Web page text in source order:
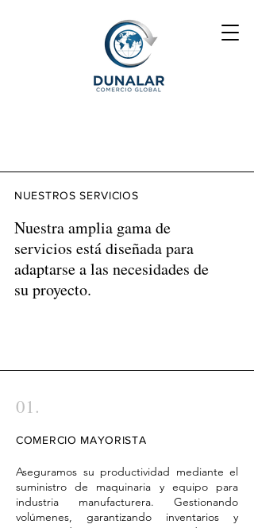
NUESTROS SERVICIOS
Nuestra amplia gama de
servicios está diseñada para
adaptarse a las necesidades de
su proyecto.
01.
COMERCIO MAYORISTA
Aseguramos su productividad mediante el
suministro de maquinaria y equipo para
industria manufacturera. Gestionando
volúmenes, garantizando inventarios y